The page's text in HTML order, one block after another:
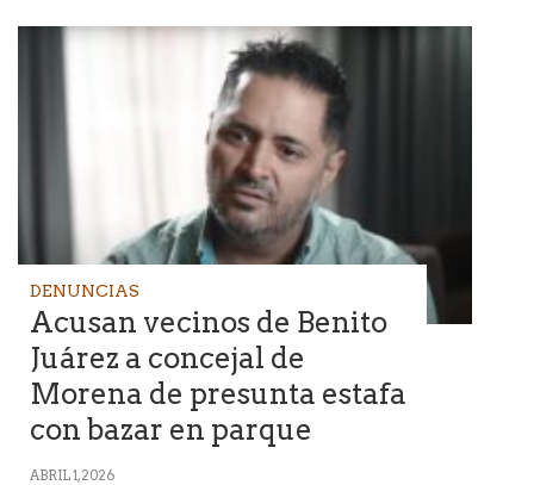
DENUNCIAS
Acusan vecinos de Benito
Juárez a concejal de
Morena de presunta estafa
con bazar en parque
ABRIL 1, 2026